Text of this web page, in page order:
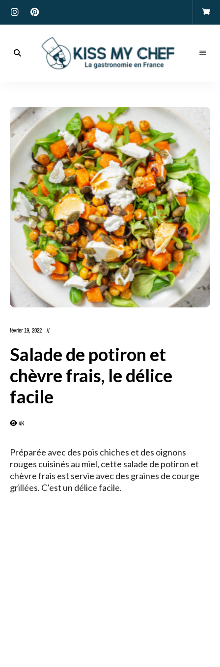
My
Chef
février 19, 2022
Salade de potiron et
chèvre frais, le délice
facile
4K
Préparée avec des pois chiches et des oignons
rouges cuisinés au miel, cette salade de potiron et
chèvre frais est servie avec des graines de courge
grillées. C’est un délice facile.